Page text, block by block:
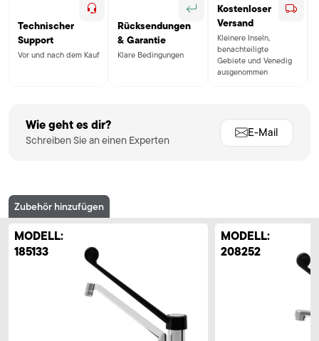
Technischer
Support
Vor und nach dem Kauf
Rücksendungen
& Garantie
Klare Bedingungen
Kostenloser
Versand
Kleinere Inseln,
benachteiligte
Gebiete und Venedig
ausgenommen
Wie geht es dir?
Schreiben Sie an einen Experten
E-Mail
Zubehör hinzufügen
MODELL:
185133
MODELL:
208252